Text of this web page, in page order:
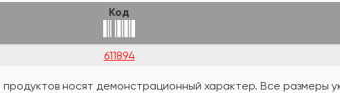
Код
611894
носят демонстрационный характер. Все размеры